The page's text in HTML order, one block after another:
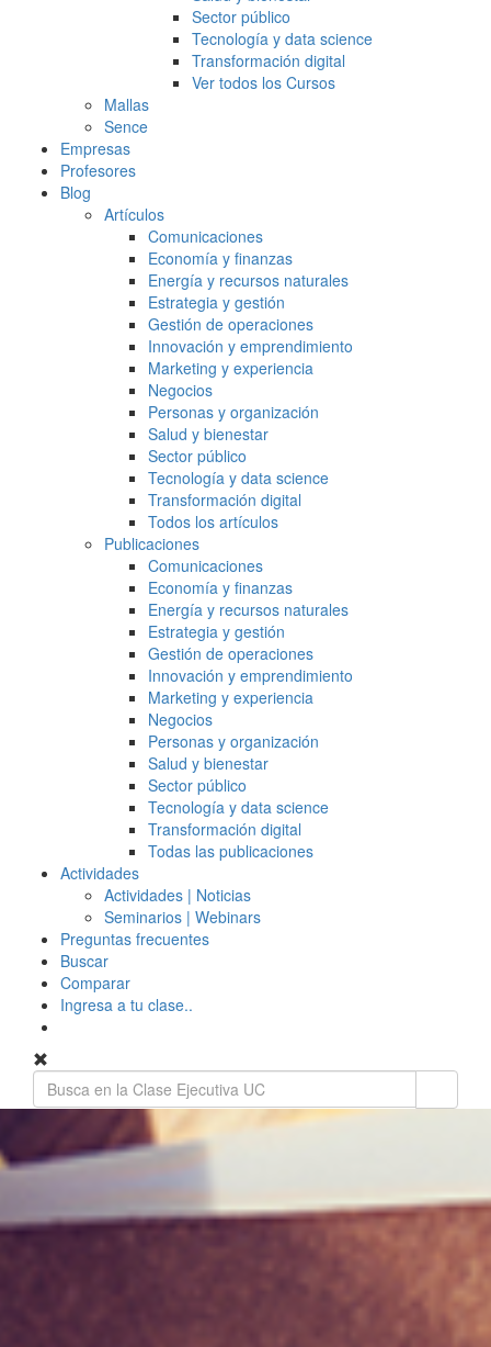
Sector público
Tecnología y data science
Transformación digital
Ver todos los Cursos
Mallas
Sence
Empresas
Profesores
Blog
Artículos
Comunicaciones
Economía y finanzas
Energía y recursos naturales
Estrategia y gestión
Gestión de operaciones
Innovación y emprendimiento
Marketing y experiencia
Negocios
Personas y organización
Salud y bienestar
Sector público
Tecnología y data science
Transformación digital
Todos los artículos
Publicaciones
Comunicaciones
Economía y finanzas
Energía y recursos naturales
Estrategia y gestión
Gestión de operaciones
Innovación y emprendimiento
Marketing y experiencia
Negocios
Personas y organización
Salud y bienestar
Sector público
Tecnología y data science
Transformación digital
Todas las publicaciones
Actividades
Actividades | Noticias
Seminarios | Webinars
Preguntas frecuentes
Buscar
Comparar
Ingresa a tu clase..